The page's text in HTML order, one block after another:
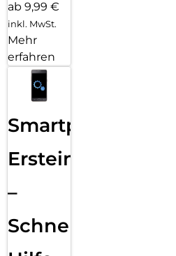
ab 9,99 €
inkl. MwSt.
Mehr
erfahren
Smartphone
Ersteinrichtung
–
Schnelle